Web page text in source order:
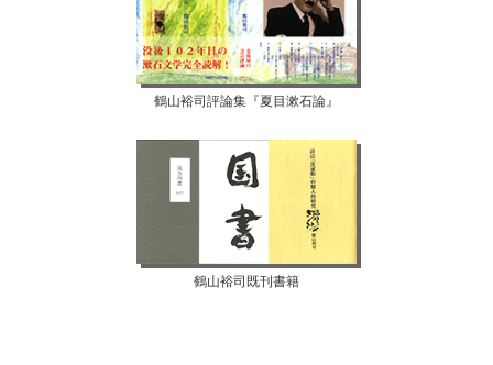
鶴山裕司評論集『夏目漱石論』
鶴山裕司既刊書籍